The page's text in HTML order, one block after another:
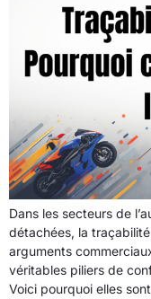
Dans les secteurs de
détachées, la
arguments
véritables piliers de
Voici pourquoi elles